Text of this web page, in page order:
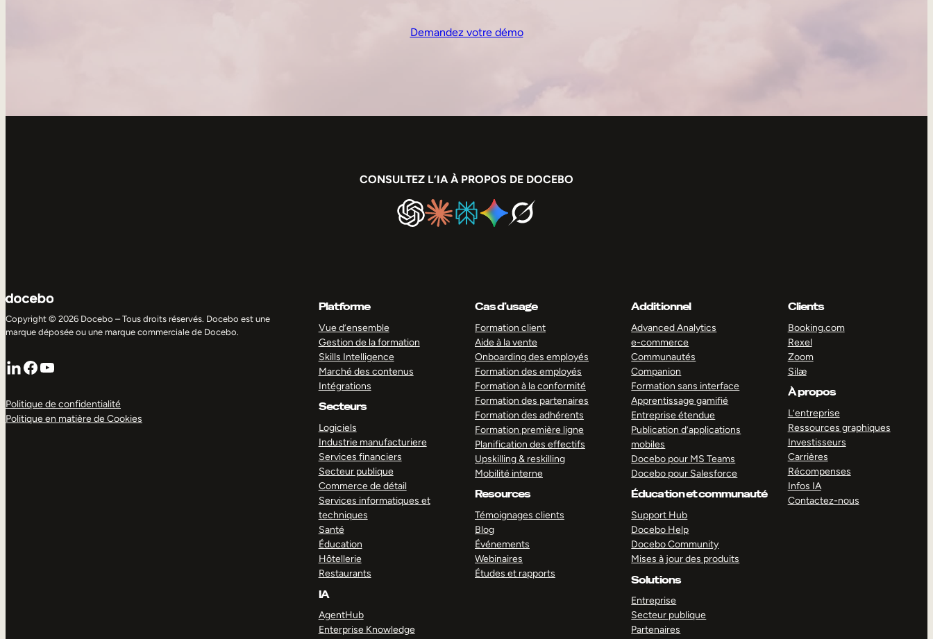
Demandez votre démo
CONSULTEZ L’IA À PROPOS DE DOCEBO
Copyright © 2026 Docebo – Tous droits réservés. Docebo est une
marque déposée ou une marque commerciale de Docebo.
LinkedIn
Facebook
YouTube
Politique de confidentialité
Politique en matière de Cookies
Platforme
Vue d’ensemble
Gestion de la formation
Skills Intelligence
Marché des contenus
Intégrations
Secteurs
Logiciels
Industrie manufacturiere
Services financiers
Secteur publique
Commerce de détail
Services informatiques et
techniques
Santé
Éducation
Hôtellerie
Restaurants
IA
AgentHub
Enterprise Knowledge
Cas d’usage
Formation client
Aide à la vente
Onboarding des employés
Formation des employés
Formation à la conformité
Formation des partenaires
Formation des adhérents
Formation première ligne
Planification des effectifs
Upskilling & reskilling
Mobilité interne
Resources
Témoignages clients
Blog
Événements
Webinaires
Études et rapports
Additionnel
Advanced Analytics
e-commerce
Communautés
Companion
Formation sans interface
Apprentissage gamifié
Entreprise étendue
Publication d’applications
mobiles
Docebo pour MS Teams
Docebo pour Salesforce
Éducation et communauté
Support Hub
Docebo Help
Docebo Community
Mises à jour des produits
Solutions
Entreprise
Secteur publique
Partenaires
Clients
Booking.com
Rexel
Zoom
Silæ
À propos
L’entreprise
Ressources graphiques
Investisseurs
Carrières
Récompenses
Infos IA
Contactez-nous